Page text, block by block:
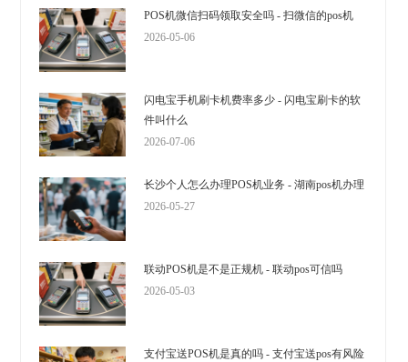
POS机微信扫码领取安全吗 - 扫微信的pos机
2026-05-06
闪电宝手机刷卡机费率多少 - 闪电宝刷卡的软
件叫什么
2026-07-06
长沙个人怎么办理POS机业务 - 湖南pos机办理
2026-05-27
联动POS机是不是正规机 - 联动pos可信吗
2026-05-03
支付宝送POS机是真的吗 - 支付宝送pos有风险